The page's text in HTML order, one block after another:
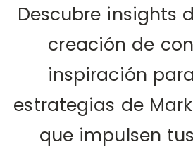
Descubre insights
creación de
inspiración
estrategias de
que impulsen